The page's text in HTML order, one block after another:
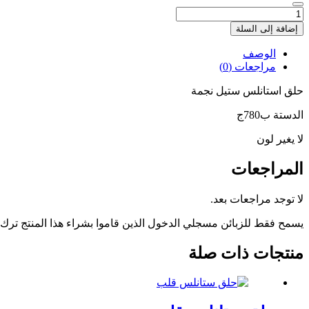
كمية
حلق
ستانلس
نجمة
إضافة إلى السلة
الوصف
مراجعات (0)
حلق استانلس ستيل نجمة
الدستة ب780ج
لا يغير لون
المراجعات
لا توجد مراجعات بعد.
يسمح فقط للزبائن مسجلي الدخول الذين قاموا بشراء هذا المنتج
منتجات ذات صلة